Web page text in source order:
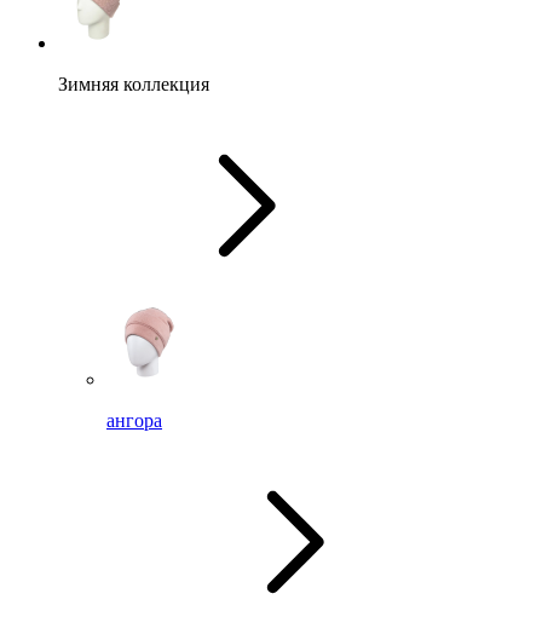
Зимняя коллекция
ангора